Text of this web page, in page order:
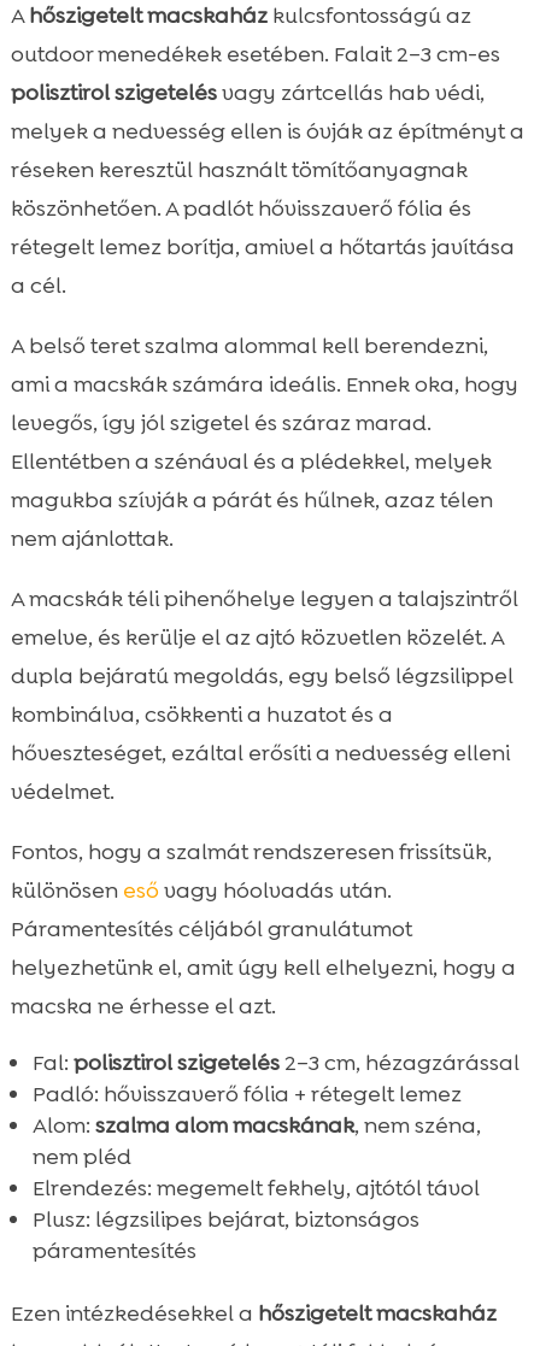
Ahőszigetelt macskaházkulcsfontosságú az
outdoor menedékek esetében. Falait 2–3 cm-es
polisztirol szigetelésvagy zártcellás hab védi,
melyek a nedvesség ellen is óvják az építményt a
réseken keresztül használt tömítőanyagnak
köszönhetően. A padlót hővisszaverő fólia és
rétegelt lemez borítja, amivel a hőtartás javítása
a cél.
A belső teret szalma alommal kell berendezni,
ami a macskák számára ideális. Ennek oka, hogy
levegős, így jól szigetel és száraz marad.
Ellentétben a szénával és a plédekkel, melyek
magukba szívják a párát és hűlnek, azaz télen
nem ajánlottak.
A macskák téli pihenőhelye legyen a talajszintről
emelve, és kerülje el az ajtó közvetlen közelét. A
dupla bejáratú megoldás, egy belső légzsilippel
kombinálva, csökkenti a huzatot és a
hőveszteséget, ezáltal erősíti a nedvesség elleni
védelmet.
Fontos, hogy a szalmát rendszeresen frissítsük,
különösen eső vagy hóolvadás után.
Páramentesítés céljából granulátumot
helyezhetünk el, amit úgy kell elhelyezni, hogy a
macska ne érhesse el azt.
Fal: polisztirol szigetelés2–3 cm, hézagzárással
Padló: hővisszaverő fólia + rétegelt lemez
Alom: szalma alom macskának, nem széna,
nem pléd
Elrendezés: megemelt fekhely, ajtótól távol
Plusz: légzsilipes bejárat, biztonságos
páramentesítés
Ezen intézkedésekkel a hőszigetelt macskaház